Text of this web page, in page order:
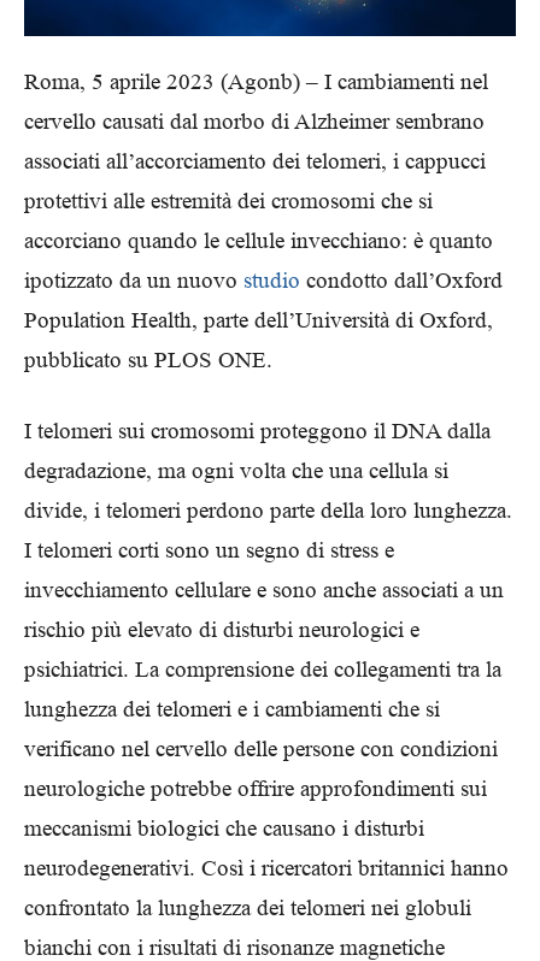
Roma, 5 aprile 2023 (Agonb) – I cambiamenti nel
cervello causati dal morbo di Alzheimer sembrano
associati all’accorciamento dei telomeri, i cappucci
protettivi alle estremità dei cromosomi che si
accorciano quando le cellule invecchiano: è quanto
ipotizzato da un nuovo studio condotto dall’Oxford
Population Health, parte dell’Università di Oxford,
pubblicato su PLOS ONE.
I telomeri sui cromosomi proteggono il DNA dalla
degradazione, ma ogni volta che una cellula si
divide, i telomeri perdono parte della loro lunghezza.
I telomeri corti sono un segno di stress e
invecchiamento cellulare e sono anche associati a un
rischio più elevato di disturbi neurologici e
psichiatrici. La comprensione dei collegamenti tra la
lunghezza dei telomeri e i cambiamenti che si
verificano nel cervello delle persone con condizioni
neurologiche potrebbe offrire approfondimenti sui
meccanismi biologici che causano i disturbi
neurodegenerativi. Così i ricercatori britannici hanno
confrontato la lunghezza dei telomeri nei globuli
bianchi con i risultati di risonanze magnetiche